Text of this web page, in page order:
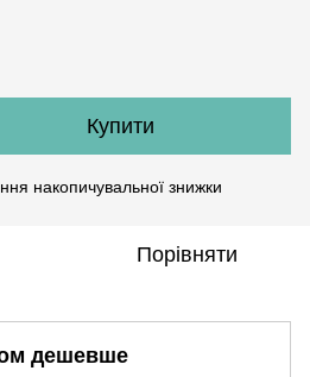
Купити
накопичувальної знижки
Порівняти
дешевше